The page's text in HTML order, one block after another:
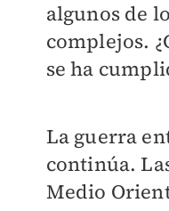
algunos de
complejos.
se ha
La guerra
continúa.
Medio